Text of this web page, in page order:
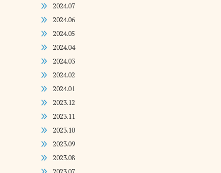
2024.07
2024.06
2024.05
2024.04
2024.03
2024.02
2024.01
2023.12
2023.11
2023.10
2023.09
2023.08